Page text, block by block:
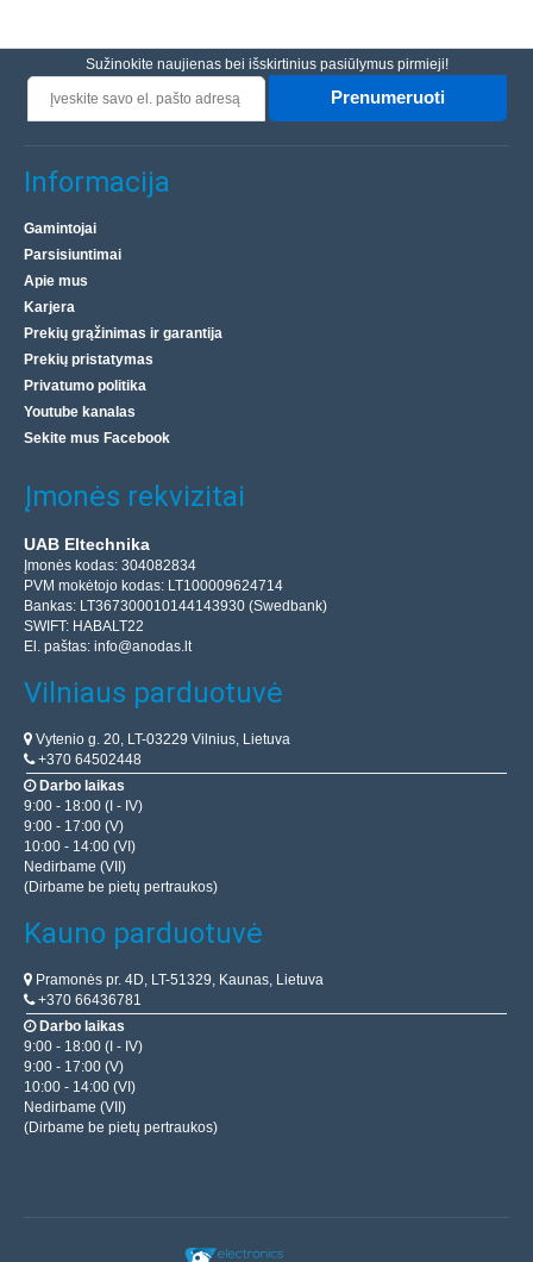
Sužinokite naujienas bei išskirtinius pasiūlymus pirmieji!
Prenumeruoti
Informacija
Gamintojai
Parsisiuntimai
Apie mus
Karjera
Prekių grąžinimas ir garantija
Prekių pristatymas
Privatumo politika
Youtube kanalas
Sekite mus Facebook
Įmonės rekvizitai
UAB Eltechnika
Įmonės kodas: 304082834
PVM mokėtojo kodas: LT100009624714
Bankas: LT367300010144143930 (Swedbank)
SWIFT: HABALT22
El. paštas: info@anodas.lt
Vilniaus parduotuvė
Vytenio g. 20, LT-03229 Vilnius, Lietuva
+370 64502448
Darbo laikas
9:00 - 18:00 (I - IV)
9:00 - 17:00 (V)
10:00 - 14:00 (VI)
Nedirbame (VII)
(Dirbame be pietų pertraukos)
Kauno parduotuvė
Pramonės pr. 4D, LT-51329, Kaunas, Lietuva
+370 66436781
Darbo laikas
9:00 - 18:00 (I - IV)
9:00 - 17:00 (V)
10:00 - 14:00 (VI)
Nedirbame (VII)
(Dirbame be pietų pertraukos)